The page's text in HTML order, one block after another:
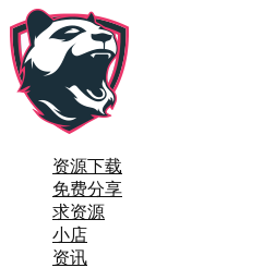
资源下载
免费分享
求资源
小店
资讯